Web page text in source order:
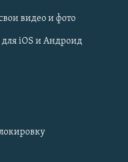
видео и фото
iOS и Андроид